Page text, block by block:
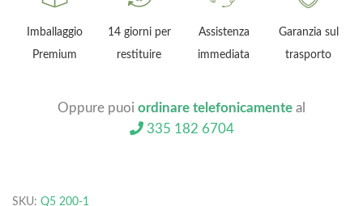
Imballaggio
Premium
14 giorni per
restituire
Assistenza
immediata
Garanzia sul
trasporto
Oppure puoi ordinare telefonicamente al
335 182 6704
SKU: Q5 200-1